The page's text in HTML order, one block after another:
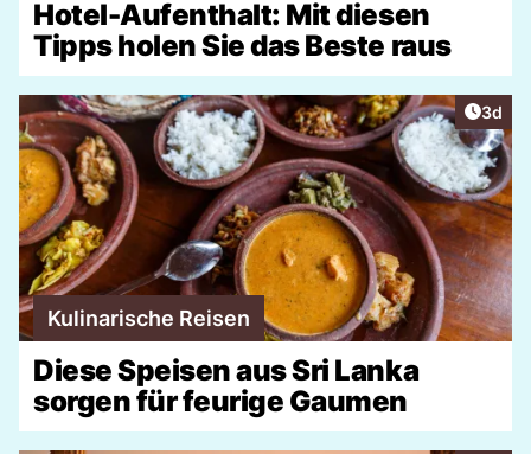
Hotel-Aufenthalt: Mit diesen
Tipps holen Sie das Beste raus
3d
Kulinarische Reisen
Diese Speisen aus Sri Lanka
sorgen für feurige Gaumen